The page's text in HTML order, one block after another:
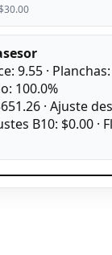
9.55 · Planchas:
100.0%
· Ajuste
B10: $0.00 ·